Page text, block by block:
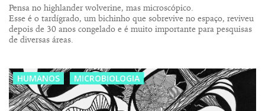
Pensa no highlander wolverine, mas microscópico.
Esse é o tardígrado, um bichinho que sobrevive no espaço, reviveu
depois de 30 anos congelado e é muito importante para pesquisas
de diversas áreas.
HUMANOS MICROBIOLOGIA